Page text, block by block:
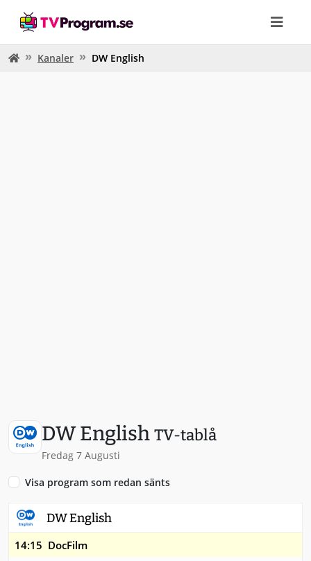
Kanaler DW English
DW English TV-tablå
Fredag 7 Augusti
Visa program som redan sänts
DW English
14:15 DocFilm